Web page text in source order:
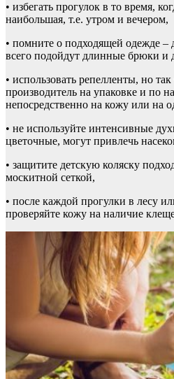
• избегать прогулок в то время,
наибольшая, т.е. утром и вечером,
• помните о подходящей одежде –
всего подойдут длинные брюки и
• использовать репелленты, но
производитель на упаковке и по
непосредственно на кожу или на
• не используйте интенсивные
цветочные, могут привлечь
• защитите детскую коляску
москитной сеткой,
• после каждой прогулки в лесу
проверяйте кожу на наличие